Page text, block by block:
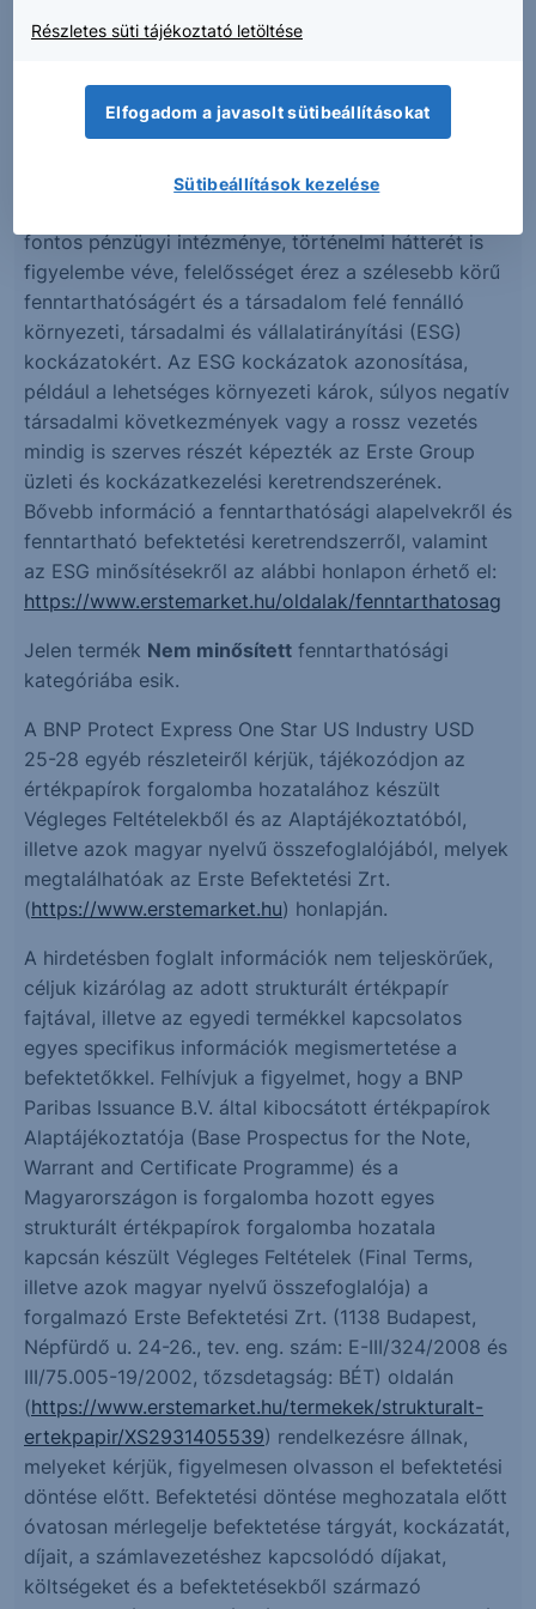
arányban követi a mögöttes részvények
a futamidő alatt korlátozott értékesíthetőség,
másodpiac hiánya, alacsony likviditás
fontos pénzügyi intézménye, történelmi hátterét is
figyelembe véve, felelősséget érez a szélesebb körű
fenntarthatóságért és a társadalom felé fennálló
környezeti, társadalmi és vállalatirányítási (ESG)
kockázatokért. Az ESG kockázatok azonosítása,
például a lehetséges környezeti károk, súlyos negatív
társadalmi következmények vagy a rossz vezetés
mindig is szerves részét képezték az Erste Group
üzleti és kockázatkezelési keretrendszerének.
Bővebb információ a fenntarthatósági alapelvekről és
fenntartható befektetési keretrendszerről, valamint
az ESG minősítésekről az alábbi honlapon érhető el:
https://www.erstemarket.hu/oldalak/fenntarthatosag
Jelen termék Nem minősített fenntarthatósági
kategóriába esik.
A BNP Protect Express One Star US Industry USD
25-28 egyéb részleteiről kérjük, tájékozódjon az
értékpapírok forgalomba hozatalához készült
Végleges Feltételekből és az Alaptájékoztatóból,
illetve azok magyar nyelvű összefoglalójából, melyek
megtalálhatóak az Erste Befektetési Zrt.
(https://www.erstemarket.hu) honlapján.
A hirdetésben foglalt információk nem teljeskörűek,
céljuk kizárólag az adott strukturált értékpapír
fajtával, illetve az egyedi termékkel kapcsolatos
egyes specifikus információk megismertetése a
befektetőkkel. Felhívjuk a figyelmet, hogy a BNP
Paribas Issuance B.V. által kibocsátott értékpapírok
Alaptájékoztatója (Base Prospectus for the Note,
Warrant and Certificate Programme) és a
Magyarországon is forgalomba hozott egyes
strukturált értékpapírok forgalomba hozatala
kapcsán készült Végleges Feltételek (Final Terms,
illetve azok magyar nyelvű összefoglalója) a
forgalmazó Erste Befektetési Zrt. (1138 Budapest,
Népfürdő u. 24-26., tev. eng. szám: E-III/324/2008 és
III/75.005-19/2002, tőzsdetagság: BÉT) oldalán
(https://www.erstemarket.hu/termekek/strukturalt-
ertekpapir/XS2931405539) rendelkezésre állnak,
melyeket kérjük, figyelmesen olvasson el befektetési
döntése előtt. Befektetési döntése meghozatala előtt
óvatosan mérlegelje befektetése tárgyát, kockázatát,
díjait, a számlavezetéshez kapcsolódó díjakat,
költségeket és a befektetésekből származó
Részletes süti tájékoztató letöltése
Elfogadom a javasolt sütibeállításokat
Sütibeállítások kezelése